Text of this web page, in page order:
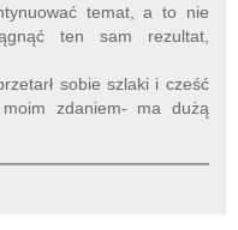
temat, a to nie
ten sam rezultat,
sobie szlaki i cześć
zdaniem- ma dużą